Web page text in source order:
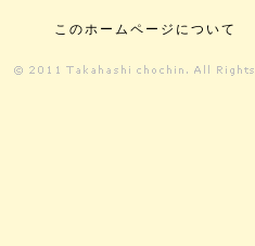
このホームページについて